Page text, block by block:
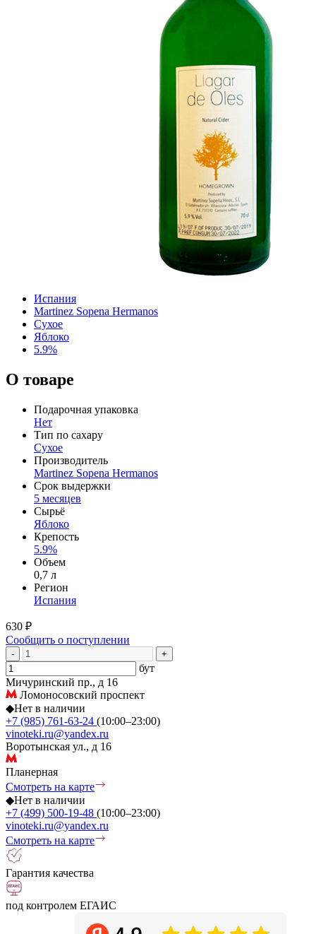
Испания
Martinez Sopena Hermanos
Сухое
Яблоко
5.9%
О товаре
Подарочная упаковка
Нет
Тип по сахару
Сухое
Производитель
Martinez Sopena Hermanos
Срок выдержки
5 месяцев
Сырьё
Яблоко
Крепость
5.9%
Объем
0,7 л
Регион
Испания
630 ₽
Сообщить о поступлении
- +
бут
Мичуринский пр., д 16
Ломоносовский проспект
◆Нет в наличии
+7 (985) 761-63-24 (10:00–23:00)
vinoteki.ru@yandex.ru
Воротынская ул., д 16
Планерная
Смотреть на карте
◆Нет в наличии
+7 (499) 500-19-48 (10:00–23:00)
vinoteki.ru@yandex.ru
Смотреть на карте
Гарантия качества
под контролем ЕГАИС